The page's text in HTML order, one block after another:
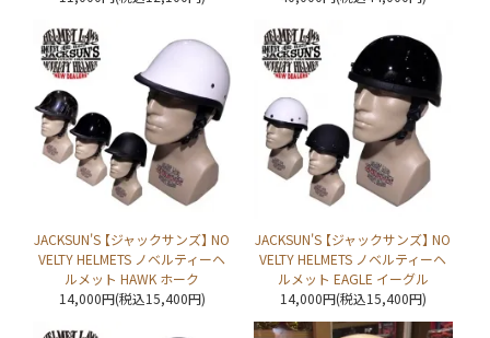
JACKSUN'S 【ジャックサンズ】 NO
VELTY HELMETS ノベルティーヘ
ルメット HAWK ホーク
14,000円(税込15,400円)
JACKSUN'S 【ジャックサンズ】 NO
VELTY HELMETS ノベルティーヘ
ルメット EAGLE イーグル
14,000円(税込15,400円)